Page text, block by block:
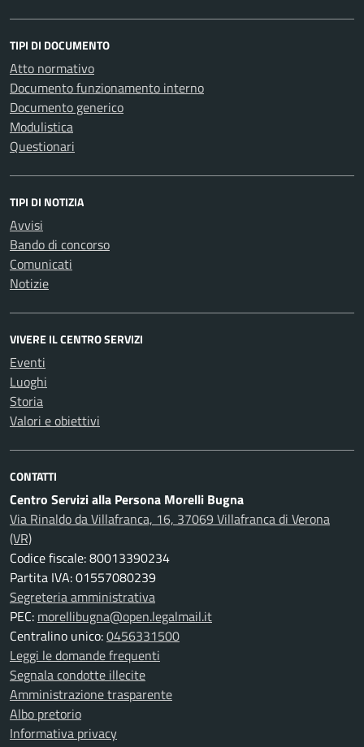
TIPI DI DOCUMENTO
Atto normativo
Documento funzionamento interno
Documento generico
Modulistica
Questionari
TIPI DI NOTIZIA
Avvisi
Bando di concorso
Comunicati
Notizie
VIVERE IL CENTRO SERVIZI
Eventi
Luoghi
Storia
Valori e obiettivi
CONTATTI
Centro Servizi alla Persona Morelli Bugna
Via Rinaldo da Villafranca, 16, 37069 Villafranca di Verona
(VR)
Codice fiscale: 80013390234
Partita IVA: 01557080239
Segreteria amministrativa
PEC: morellibugna@open.legalmail.it
Centralino unico:0456331500
Leggi le domande frequenti
Segnala condotte illecite
Amministrazione trasparente
Albo pretorio
Informativa privacy